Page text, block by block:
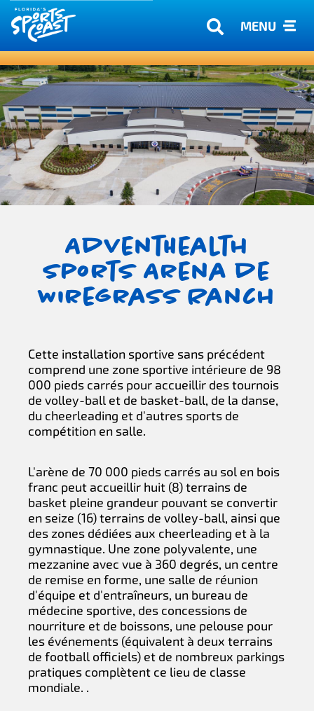
MENU
AdventHealth
Sports Arena de
Wiregrass Ranch
Cette installation sportive sans précédent
comprend une zone sportive intérieure de 98
000 pieds carrés pour accueillir des tournois
de volley-ball et de basket-ball, de la danse,
du cheerleading et d'autres sports de
compétition en salle.
L'arène de 70 000 pieds carrés au sol en bois
franc peut accueillir huit (8) terrains de
basket pleine grandeur pouvant se convertir
en seize (16) terrains de volley-ball, ainsi que
des zones dédiées aux cheerleading et à la
gymnastique. Une zone polyvalente, une
mezzanine avec vue à 360 degrés, un centre
de remise en forme, une salle de réunion
d'équipe et d'entraîneurs, un bureau de
médecine sportive, des concessions de
nourriture et de boissons, une pelouse pour
les événements (équivalent à deux terrains
de football officiels) et de nombreux parkings
pratiques complètent ce lieu de classe
mondiale. .